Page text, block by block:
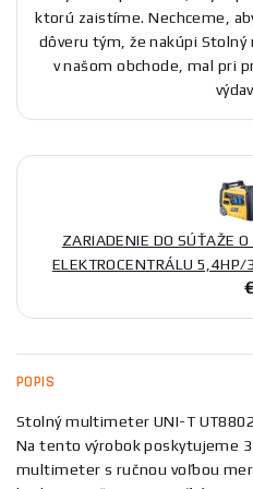
ktorú zaistíme. Nechceme,
dôveru tým, že nakúpi
v našom obchode, mal pri
ZARIADENIE DO SÚŤAŽE
ELEKTROCENTRÁLU
€
POPIS
Stolný multimeter UNI-T
Na tento výrobok poskytujeme
multimeter s ručnou voľbou